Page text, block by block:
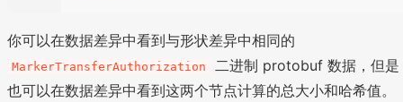
你可以在数据差异中看到与形状差异中相同的
MarkerTransferAuthorization
二进制 protobuf 数据，但是
也可以在数据差异中看到这两个节点计算的总大小和哈希值。